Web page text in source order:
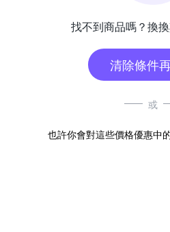
找不到商品嗎？換
清除條件
或
也許你會對這些價格優惠中